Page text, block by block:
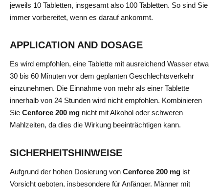
jeweils 10 Tabletten, insgesamt also 100 Tabletten. So sind Sie
immer vorbereitet, wenn es darauf ankommt.
APPLICATION AND DOSAGE
Es wird empfohlen, eine Tablette mit ausreichend Wasser etwa
30 bis 60 Minuten vor dem geplanten Geschlechtsverkehr
einzunehmen. Die Einnahme von mehr als einer Tablette
innerhalb von 24 Stunden wird nicht empfohlen. Kombinieren
Sie Cenforce 200 mg nicht mit Alkohol oder schweren
Mahlzeiten, da dies die Wirkung beeinträchtigen kann.
SICHERHEITSHINWEISE
Aufgrund der hohen Dosierung von Cenforce 200 mg ist
Vorsicht geboten, insbesondere für Anfänger. Männer mit